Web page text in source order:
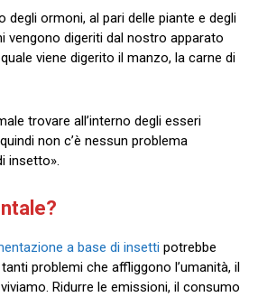
degli ormoni, al pari delle piante e degli
vengono digeriti dal nostro apparato
viene digerito il manzo, la carne di
trovare all’interno degli esseri
non c’è nessun problema
insetto».
a base di insetti potrebbe
problemi che affliggono l’umanità, il
Ridurre le emissioni, il consumo